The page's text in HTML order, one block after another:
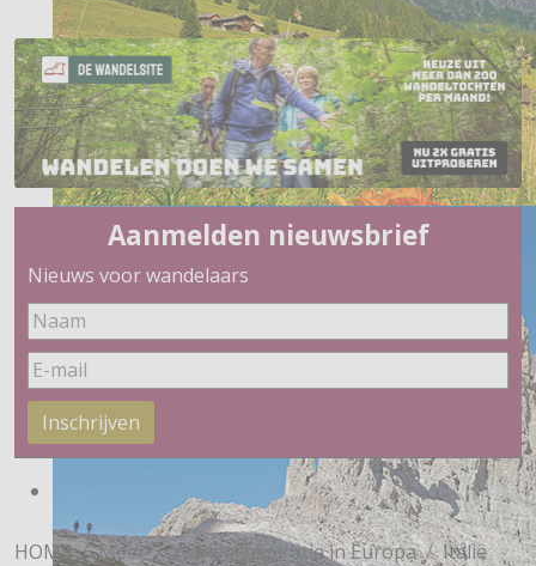
Aanmelden nieuwsbrief
Nieuws voor wandelaars
Inschrijven
HOME Meer Wandelinspiratie in Europa
Italië